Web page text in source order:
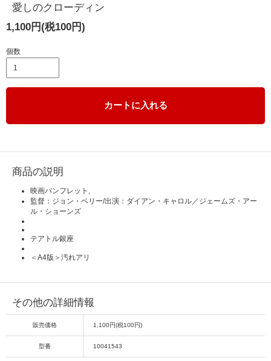
愛しのクローディン
1,100円(税100円)
個数
カートに入れる
商品の説明
映画パンフレット,
監督：ジョン・ベリー/出演：ダイアン・キャロル／ジェームズ・アー
ル・ショーンズ
テアトル銀座
＜A4版＞汚れアリ
その他の詳細情報
販売価格 1,100円(税100円)
型番 10041543